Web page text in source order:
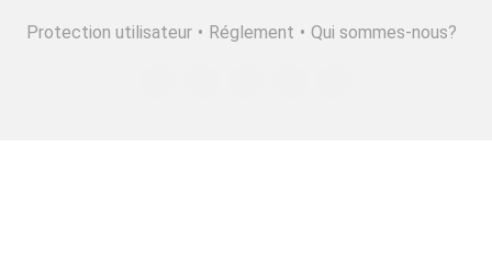
Protection utilisateur • Réglement • Qui sommes-nous?